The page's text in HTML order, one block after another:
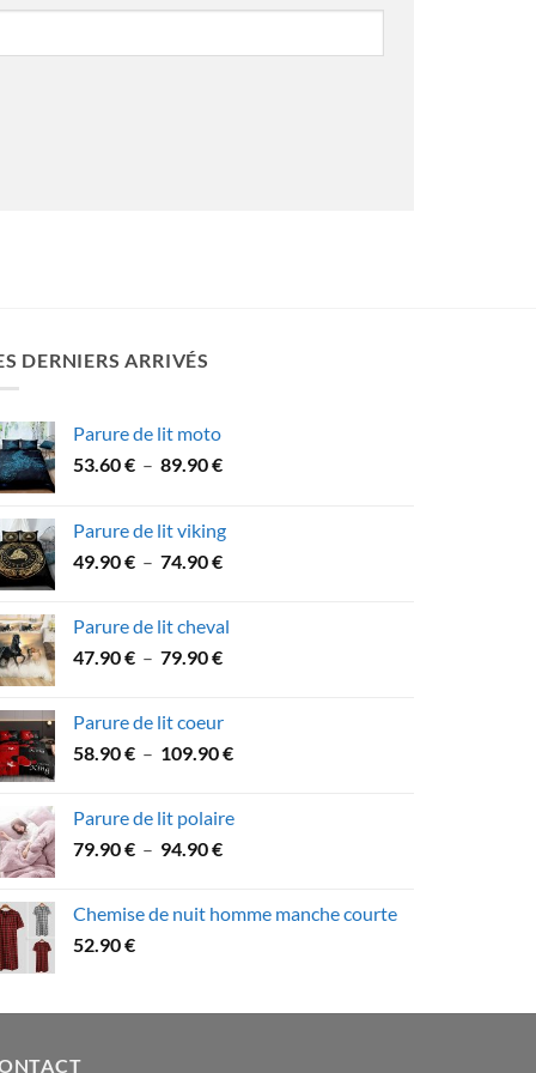
DERNIERS ARRIVÉS
Parure de lit moto
53.60€ – 89.90€Plage
53.60 €
à
Parure de lit viking
49.90€ – 74.90€Plage
49.90 €
à
Parure de lit cheval
47.90€ – 79.90€Plage
à
Parure de lit coeur
58.90€ – 109.90€Plage
58.90 €
Parure de lit polaire
79.90€ – 94.90€Plage
79.90 €
Chemise de nuit homme manche courte
52.90€